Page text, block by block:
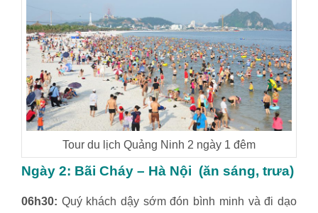
Tour du lịch Quảng Ninh 2 ngày 1 đêm
Ngày 2: Bãi Cháy – Hà Nội (ăn sáng, trưa)
06h30: Quý khách dậy sớm đón bình minh và đi dạo